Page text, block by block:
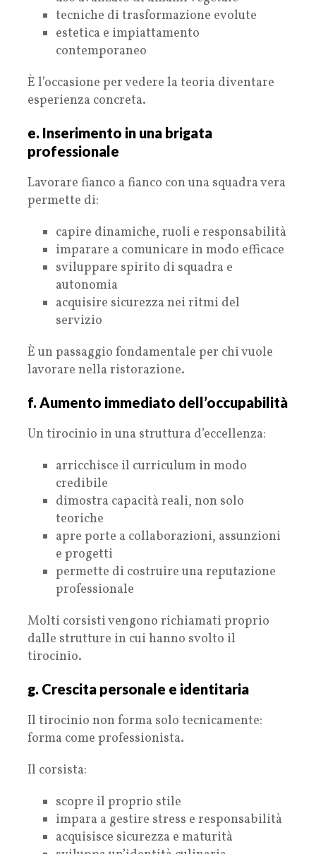
tecniche di trasformazione evolute
estetica e impiattamento
contemporaneo
È l’occasione per vedere la teoria diventare
esperienza concreta.
e. Inserimento in una brigata
professionale
Lavorare fianco a fianco con una squadra vera
permette di:
capire dinamiche, ruoli e responsabilità
imparare a comunicare in modo efficace
sviluppare spirito di squadra e
autonomia
acquisire sicurezza nei ritmi del
servizio
È un passaggio fondamentale per chi vuole
lavorare nella ristorazione.
f. Aumento immediato dell’occupabilità
Un tirocinio in una struttura d’eccellenza:
arricchisce il curriculum in modo
credibile
dimostra capacità reali, non solo
teoriche
apre porte a collaborazioni, assunzioni
e progetti
permette di costruire una reputazione
professionale
Molti corsisti vengono richiamati proprio
dalle strutture in cui hanno svolto il
tirocinio.
g. Crescita personale e identitaria
Il tirocinio non forma solo tecnicamente:
forma come professionista.
Il corsista:
scopre il proprio stile
impara a gestire stress e responsabilità
acquisisce sicurezza e maturità